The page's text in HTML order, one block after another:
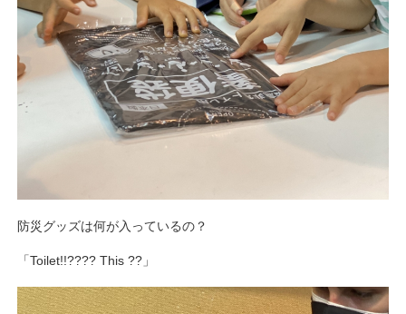
防災グッズは何が入っているの？
「Toilet!!???? This ??」